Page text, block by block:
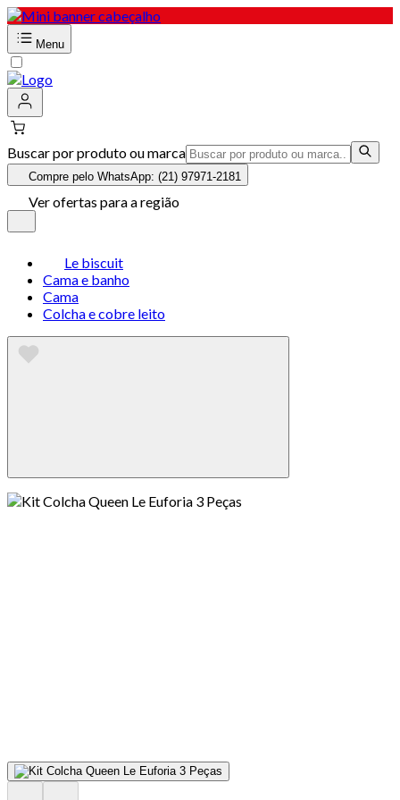
Menu
Buscar por produto ou marca
Compre pelo WhatsApp: (21) 97971-2181
Ver ofertas para a região
Le biscuit
Cama e banho
Cama
Colcha e cobre leito